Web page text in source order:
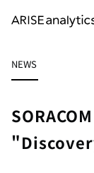
ARISE analyticsと
ミッション・バリュ
働きがいのある会
サービス
提供サービストップ
カスタマーサポー
ドローン・ビジネ
データ・AI人材育
実績
データドリブン改
新規事業の立ち上
データ分析基盤の
企業情報
企業情報トップ
会社概要
CEOメッセージ
ニュース
ニューストップ
インフォメーション
技術情報
技術情報トップ
NEWS